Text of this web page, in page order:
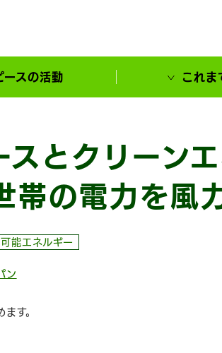
ースの活動 これま
スとクリーン
帯の電力を風
能エネルギー
ン
す。